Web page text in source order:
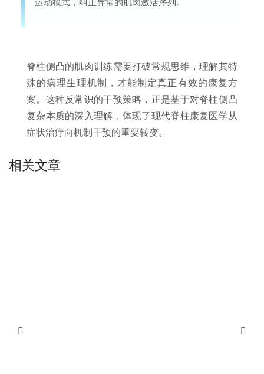
运动模式，纠正异常的肌肉激活序列。
脊柱侧凸的肌肉训练需要打破常规思维，理解其特
殊的病理生理机制，才能制定真正有效的康复方
案。这种反常识的干预策略，正是基于对脊柱侧凸
复杂本质的深入理解，体现了现代脊柱康复医学从
症状治疗向机制干预的重要转变。
相关文章